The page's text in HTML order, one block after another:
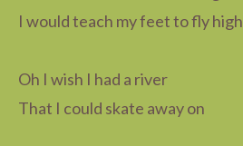
I would teach my feet to fly high
Oh I wish I had a river
That I could skate away on